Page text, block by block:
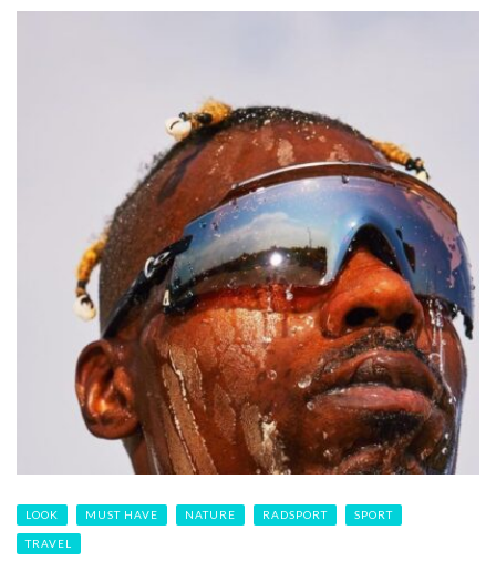
LOOK MUST HAVE NATURE RADSPORT SPORT
TRAVEL